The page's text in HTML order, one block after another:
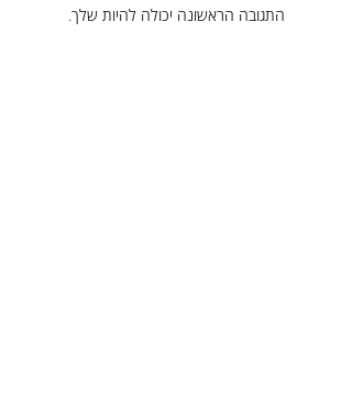
התגובה הראשונה יכולה להיות שלך.